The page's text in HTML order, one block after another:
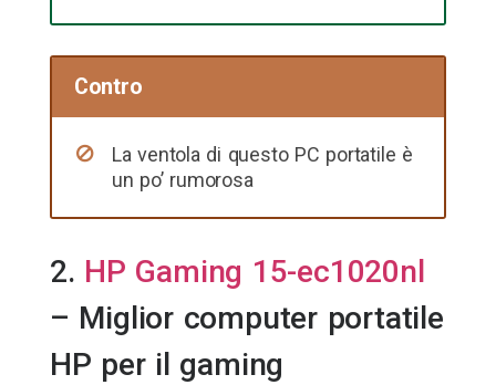
Contro
La ventola di questo PC portatile è
un po’ rumorosa
2. HP Gaming 15-ec1020nl
– Miglior computer portatile
HP per il gaming